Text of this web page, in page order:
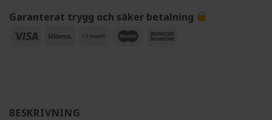
Garanterat trygg och säker betalning
Visa
Klarna
Swish
MaestroMasterCard
BESKRIVNING